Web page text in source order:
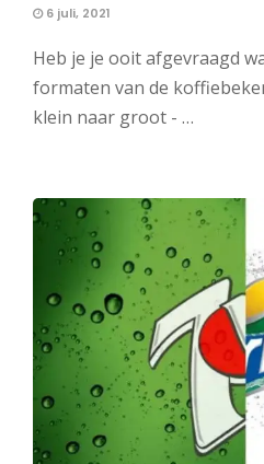
6 juli, 2021
Heb je je ooit afgevraagd
formaten van de
klein naar groot - …